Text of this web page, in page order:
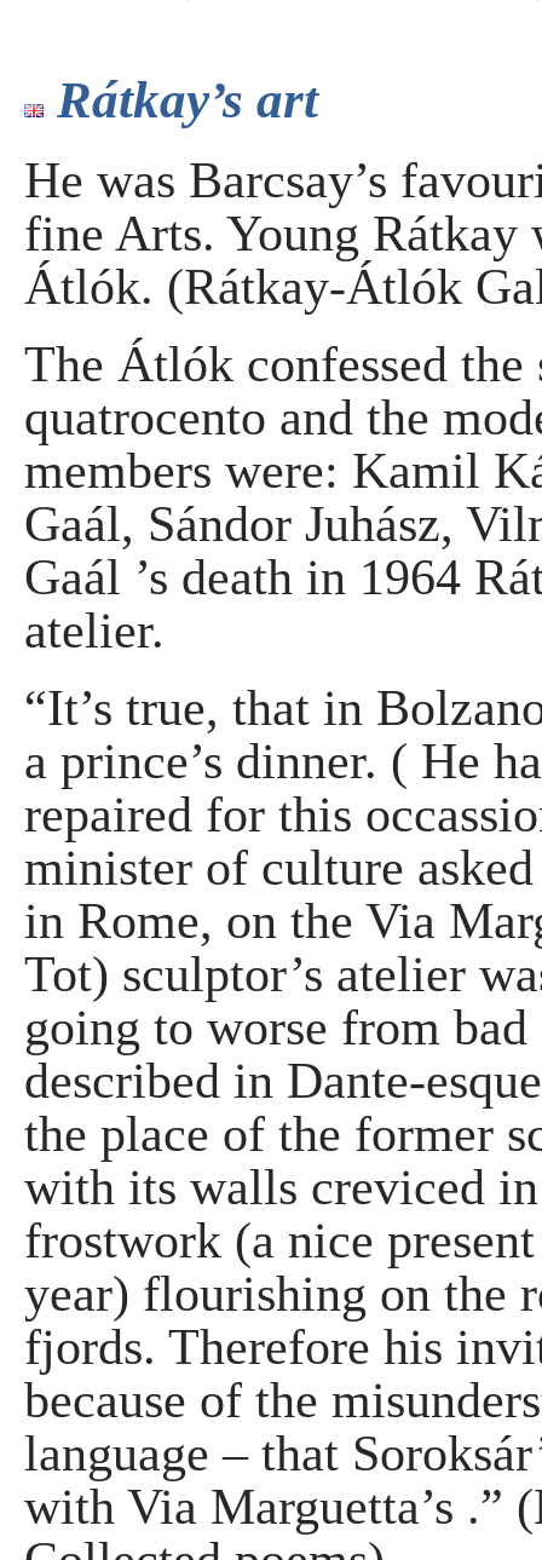
Rátkay’s art
He was Barcsay’s
fine Arts. Young Rátkay
Átlók. (Rátkay-Átlók
The Átlók confessed
quatrocento and the
members were: Kamil
Gaál, Sándor Juhász,
Gaál ’s death in 1964
atelier.
“It’s true, that in
a prince’s dinner. ( He
repaired for this
minister of culture
in Rome, on the Via
Tot) sculptor’s atelier
going to worse from
described in Dante-
the place of the former
with its walls creviced
frostwork (a nice
year) flourishing on the
fjords. Therefore his
because of the
language – that
with Via Marguetta’s .”